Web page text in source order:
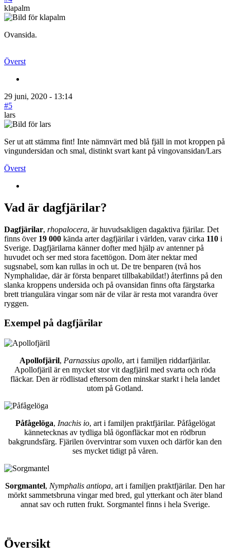
klapalm
Ovansida.
Överst
29 juni, 2020 - 13:14
#5
lars
Ser ut att stämma fint! Inte nämnvärt med blå fjäll in mot kroppen på
vingundersidan och smal, distinkt svart kant på vingovansidan/Lars
Överst
Vad är dagfjärilar?
Dagfjärilar, rhopalocera, är huvudsakligen dagaktiva fjärilar. Det
finns över 19 000 kända arter dagfjärilar i världen, varav cirka 110 i
Sverige. Dagfjärilarna känner dofter med hjälp av antenner på
huvudet och ser med stora facettögon. Dom äter nektar med
sugsnabel, som kan rullas in och ut. De tre benparen (två hos
Nymphalidae, där är första benparet tillbakabildat!) återfinns på den
slanka kroppens undersida och på ovansidan finns ofta färgstarka
brett triangulära vingar som när de vilar är resta mot varandra över
ryggen.
Exempel på dagfjärilar
Apollofjäril, Parnassius apollo, art i familjen riddarfjärilar.
Apollofjäril är en mycket stor vit dagfjäril med svarta och röda
fläckar. Den är rödlistad eftersom den minskar starkt i hela landet
utom på Gotland.
Påfågelöga, Inachis io, art i familjen praktfjärilar. Påfågelögat
kännetecknas av tydliga blå ögonfläckar mot en rödbrun
bakgrundsfärg. Fjärilen övervintrar som vuxen och därför kan den
ses mycket tidigt på våren.
Sorgmantel, Nymphalis antiopa, art i familjen praktfjärilar. Den har
mörkt sammetsbruna vingar med bred, gul ytterkant och äter bland
annat sav och rutten frukt. Sorgmantel finns i hela Sverige.
Översikt